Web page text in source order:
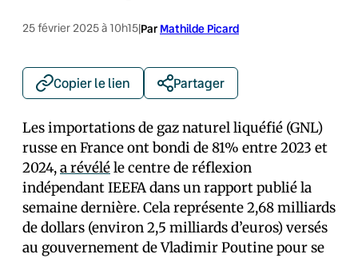
25 février 2025 à 10h15|Par Mathilde Picard
Copier le lien Partager
Les importations de gaz naturel liquéfié (GNL)
russe en France ont bondi de 81% entre 2023 et
2024,a révéléle centre de réflexion
indépendant IEEFA dans un rapport publié la
semaine dernière. Cela représente 2,68 milliards
de dollars (environ 2,5 milliards d’euros) versés
au gouvernement de Vladimir Poutine pour se